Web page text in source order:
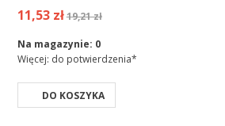
11,53 zł19,21 zł
Na magazynie: 0
Więcej: do potwierdzenia*
DO KOSZYKA